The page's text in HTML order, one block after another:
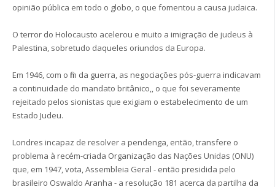
opinião pública em todo o globo, o que fomentou a causa judaica.
O terror do Holocausto acelerou e muito a imigração de judeus à
Palestina, sobretudo daqueles oriundos da Europa.
Em 1946, com o fim da guerra, as negociações pós-guerra indicavam
a continuidade do mandato britânico,, o que foi severamente
rejeitado pelos sionistas que exigiam o estabelecimento de um
Estado Judeu.
Londres incapaz de resolver a pendenga, então, transfere o
problema à recém-criada Organização das Nações Unidas (ONU)
que, em 1947, vota, Assembleia Geral - então presidida pelo
brasileiro Oswaldo Aranha - a resolução 181 acerca da partilha da